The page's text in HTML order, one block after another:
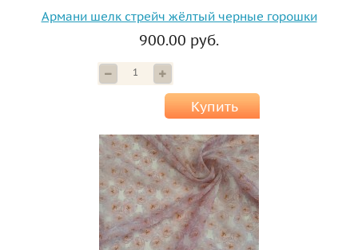
Армани шелк стрейч жёлтый черные горошки
900.00 руб.
Купить